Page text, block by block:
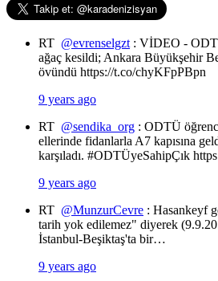
RT @evrenselgzt : VİDEO -
ağaç kesildi; Ankara Büyükşehir
övündü https://t.co/chyKFpPBpn
9 years ago
RT @sendika_org : ODTÜ
ellerinde fidanlarla A7 kapısına
karşıladı. #ODTÜyeSahipÇık
9 years ago
RT @MunzurCevre : Hasankeyf
tarih yok edilemez" diyerek
İstanbul-Beşiktaş'ta bir…
9 years ago